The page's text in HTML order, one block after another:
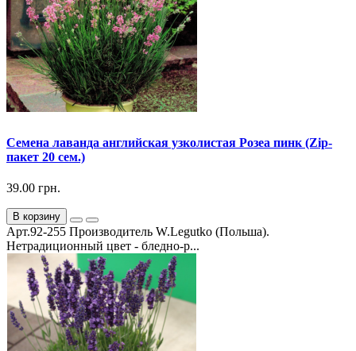
Семена лаванда английская узколистая Розеа пинк (Zip-
пакет 20 сем.)
39.00 грн.
В корзину
Арт.92-255 Производитель W.Legutko (Польша).
Нетрадиционный цвет - бледно-р...